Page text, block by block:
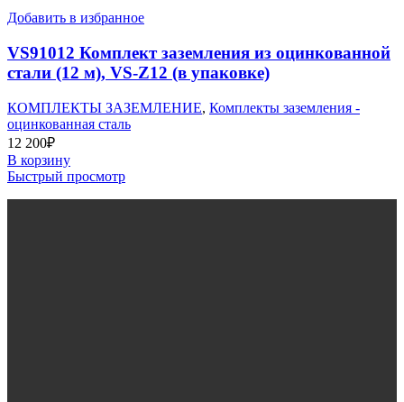
Добавить в избранное
VS91012 Комплект заземления из оцинкованной
стали (12 м), VS-Z12 (в упаковке)
КОМПЛЕКТЫ ЗАЗЕМЛЕНИЕ, Комплекты заземления -
оцинкованная сталь
12 200₽
В корзину
Быстрый просмотр